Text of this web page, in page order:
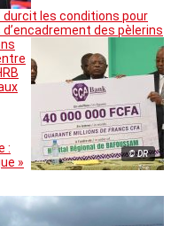
durcit les conditions pour
des pèlerins
© DR
:
»